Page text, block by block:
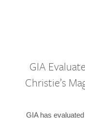
GIA
Christie’s
GIA has